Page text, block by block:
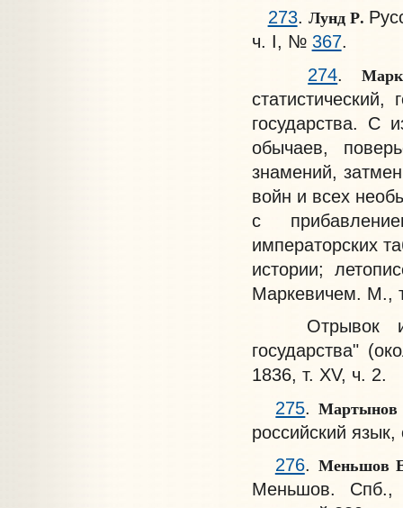
273. Лунд Р.
ч. I, № 367.
274 .
статистический,
государства. С
обычаев,
знамений,
войн и всех
с
императорских
истории;
Маркевичем. М.,
Отрывок из
государства"
1836, т. XV, ч. 2.
275.
российский
276. Меньшов
Меньшов. Спб.,